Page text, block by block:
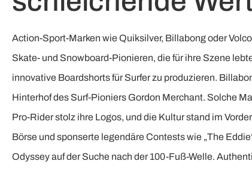
Action-Sport-Marken wie Quiksilver, Billabong oder
Skate- und Snowboard-Pionieren, die für ihre Szene
innovative Boardshorts für Surfer zu produzieren.
Hinterhof des Surf-Pioniers Gordon Merchant. Solche
Pro-Rider stolz ihre Logos, und die Kultur stand im
Börse und sponserte legendäre Contests wie „The
Odyssey auf der Suche nach der 100-Fuß-Welle.